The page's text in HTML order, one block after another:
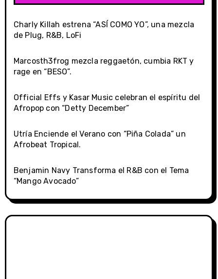
Charly Killah estrena “ASÍ COMO YO”, una mezcla
de Plug, R&B, LoFi
Marcosth3frog mezcla reggaetón, cumbia RKT y
rage en “BESO”.
Official Effs y Kasar Music celebran el espíritu del
Afropop con “Detty December”
Utría Enciende el Verano con “Piña Colada” un
Afrobeat Tropical.
Benjamin Navy Transforma el R&B con el Tema
“Mango Avocado”